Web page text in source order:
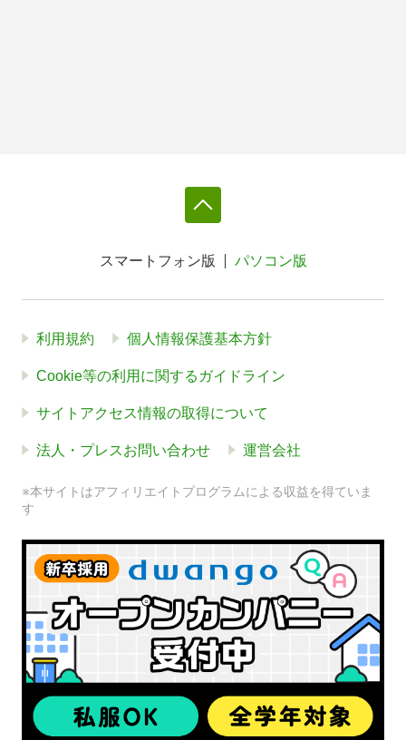
スマートフォン版 パソコン版
利用規約 個人情報保護基本方針
Cookie等の利用に関するガイドライン
サイトアクセス情報の取得について
法人・プレスお問い合わせ 運営会社
※本サイトはアフィリエイトプログラムによる収益を得ていま
す